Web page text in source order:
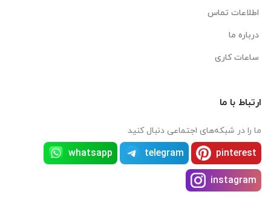
اطلاعات تماس
درباره ما
ساعات کاری
ارتباط با ما
ما را در شبکه‌های اجتماعی دنبال کنید
pinterest
telegram
whatsapp
instagram